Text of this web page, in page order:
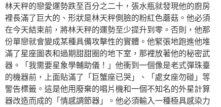
林天秤的戀愛運勢跌至百分之二十，張水瓶就發現他的廚房
裡長滿了巨大的、形狀是林天秤側臉的粉紅色蘑菇。他必須
在今天結束前，將林天秤的運勢至少提升到零。否則，他那
份單戀就會變成某種具備攻擊性的實體。他緊張地跑進他堆
滿了星座圖表和過期甜甜圈的地下室，那裡放著他的秘密武
器。「我需要星象學輔助儀！」他衝到一個像是老式彈珠臺
的機器前，上面貼滿了「巨蟹座已哭」、「處女座勿碰」等
警告標籤。這是他用廢棄的唱片機和一個不知名的外星計算
器改造而成的「情感調節器」。他必須輸入一種極具感染力